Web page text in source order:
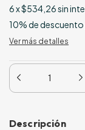
6x$534,26sin
10% de descuento
Ver más detalles
Descripción